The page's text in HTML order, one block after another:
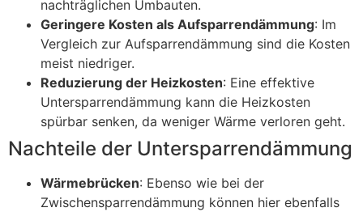
nachträglichen Umbauten.
Geringere Kosten als Aufsparrendämmung: Im
Vergleich zur Aufsparrendämmung sind die Kosten
meist niedriger.
Reduzierung der Heizkosten: Eine effektive
Untersparrendämmung kann die Heizkosten
spürbar senken, da weniger Wärme verloren geht.
Nachteile der Untersparrendämmung
Wärmebrücken: Ebenso wie bei der
Zwischensparrendämmung können hier ebenfalls